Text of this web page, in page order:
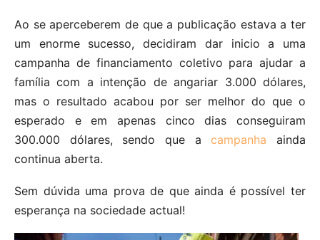
Ao se aperceberem de que a publicação estava a ter
um enorme sucesso, decidiram dar inicio a uma
campanha de financiamento coletivo para ajudar a
família com a intenção de angariar 3.000 dólares,
mas o resultado acabou por ser melhor do que o
esperado e em apenas cinco dias conseguiram
300.000 dólares, sendo que acampanha ainda
continua aberta.
Sem dúvida uma prova de que ainda é possível ter
esperança na sociedade actual!